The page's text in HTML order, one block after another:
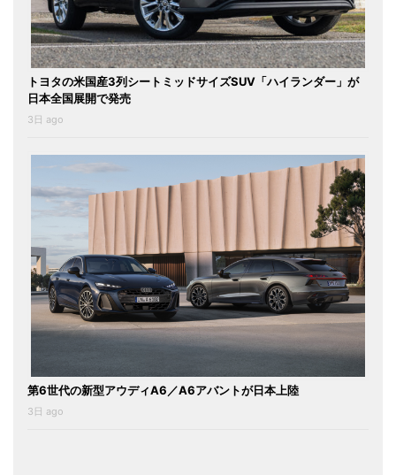
トヨタの米国産3列シートミッドサイズSUV「ハイランダー」が
日本全国展開で発売
3日 ago
第6世代の新型アウディA6／A6アバントが日本上陸
3日 ago